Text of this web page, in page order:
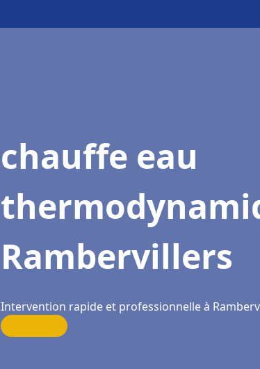
chauffe eau
Rambervillers
Intervention rapide et professionnelle à